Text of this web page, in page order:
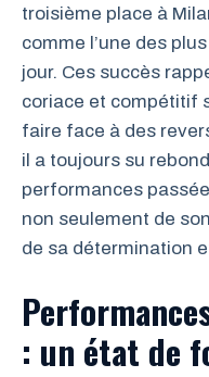
troisième place à
comme l’une des
jour. Ces succès
coriace et compétitif
faire face à des
il a toujours su
performances
non seulement de
de sa détermination
: un état de